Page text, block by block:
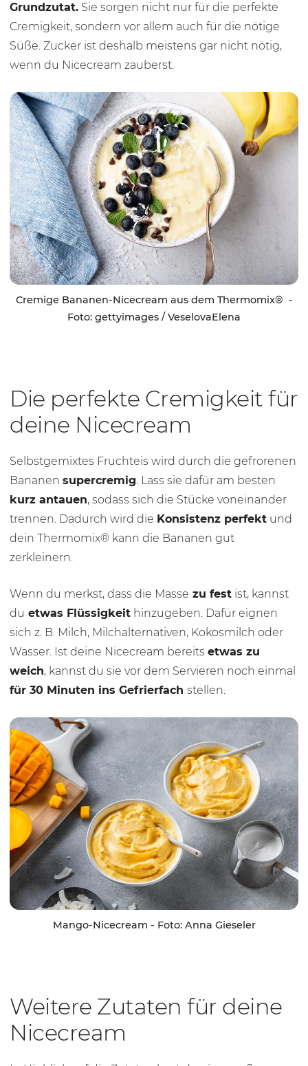
Grundzutat. Sie sorgen nicht nur für die perfekte
Cremigkeit, sondern vor allem auch für die nötige
Süße. Zucker ist deshalb meistens gar nicht nötig,
wenn du Nicecream zauberst.
Cremige Bananen-Nicecream aus dem Thermomix® -
Foto: gettyimages / VeselovaElena
Die perfekte Cremigkeit für
deine Nicecream
Selbstgemixtes Fruchteis wird durch die gefrorenen
Bananen supercremig. Lass sie dafür am besten
kurz antauen, sodass sich die Stücke voneinander
trennen. Dadurch wird die Konsistenz perfekt und
dein Thermomix® kann die Bananen gut
zerkleinern.
Wenn du merkst, dass die Masse zu fest ist, kannst
du etwas Flüssigkeit hinzugeben. Dafür eignen
sich z. B. Milch, Milchalternativen, Kokosmilch oder
Wasser. Ist deine Nicecream bereits etwas zu
weich, kannst du sie vor dem Servieren noch einmal
für 30 Minuten ins Gefrierfach stellen.
Mango-Nicecream - Foto: Anna Gieseler
Weitere Zutaten für deine
Nicecream